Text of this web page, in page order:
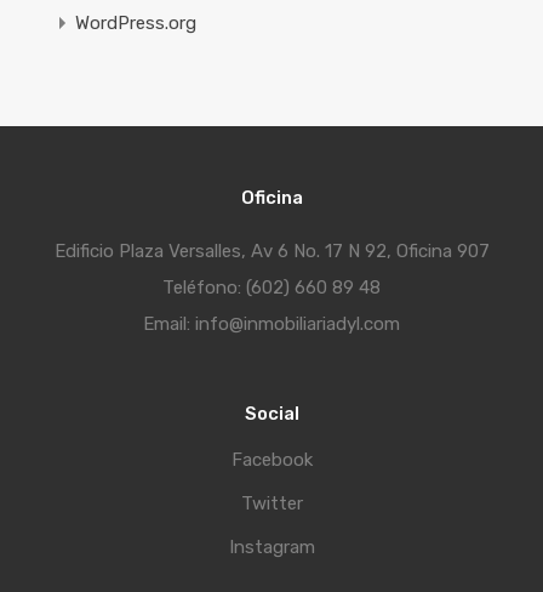
WordPress.org
Oficina
Edificio Plaza Versalles, Av 6 No. 17 N 92, Oficina 907
Teléfono: (602) 660 89 48
Email: info@inmobiliariadyl.com
Social
Facebook
Twitter
Instagram